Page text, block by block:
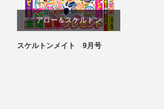
アロー＆スケルトン
パズル
スケルトンメイト 9月号